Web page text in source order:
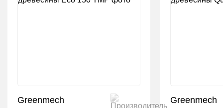
Greenmech
Greenmech